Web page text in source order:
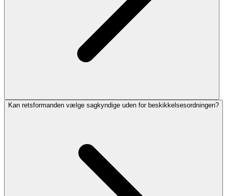
Kan retsformanden vælge sagkyndige uden for beskikkelsesordningen?